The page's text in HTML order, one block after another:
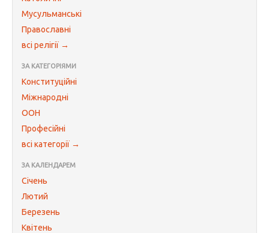
Мусульманські
Православні
всі релігії →
ЗА КАТЕГОРІЯМИ
Конституційні
Міжнародні
ООН
Професійні
всі категорії →
ЗА КАЛЕНДАРЕМ
Січень
Лютий
Березень
Квітень